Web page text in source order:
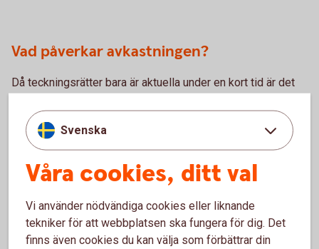
Vad påverkar avkastningen?
Då teckningsrätter bara är aktuella under en kort tid är det
som är avgörande för avkastningen. Om aktien handlas
under teckningskursen är det billigare att köpa aktien än att
köpa rätter att teckna.
För- och nackdelar med
teckningsrätter
Svenska
Våra cookies, ditt val
Vi använder nödvändiga cookies eller liknande
tekniker för att webbplatsen ska fungera för dig. Det
finns även cookies du kan välja som förbättrar din